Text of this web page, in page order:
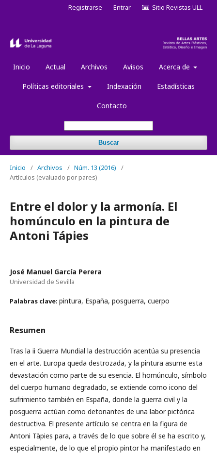
Inicio Actual Archivos Avisos Acerca de
Políticas editoriales Indexación Estadísticas
Contacto
Buscar
Registrarse Entrar Sitio Revistas ULL
Inicio / Archivos / Núm. 13 (2016)
/
Artículos (evaluado por pares)
Entre el dolor y la armonía. El
homúnculo en la pintura de
Antoni Tápies
José Manuel García Perera
Universidad de Sevilla
Palabras clave: pintura, España, posguerra, cuerpo
Resumen
Tras la ii Guerra Mundial la destrucción acentúa su presencia
en el arte. Europa queda destrozada, y la pintura asume esta
devastación como parte de su esencia. El homúnculo, símbolo
del cuerpo humano degradado, se extiende como icono del
sufrimiento también en España, donde la guerra civil y la
posguerra actúan como detonantes de una labor pictórica
destructiva. El presente artículo se centra en la figura de
Antoni Tàpies para, a través de lo que sobre él se ha escrito y,
especialmente, de lo que el propio pintor ha manifestado en